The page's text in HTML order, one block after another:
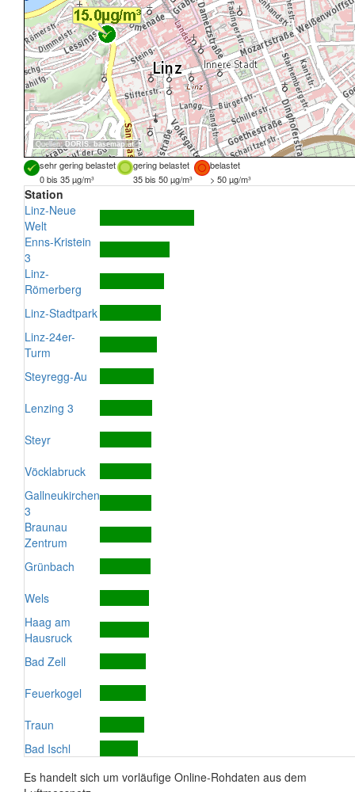
Quellen:DORIS, basemap.at
sehr gering belastet gering belastet
belastet
0 bis 35 µg/m³
35 bis 50 µg/m³ > 50 µg/m³
Station
Linz-Neue
Welt
Enns-Kristein
3
Linz-
Römerberg
Linz-Stadtpark
Linz-24er-
Turm
Steyregg-Au
Lenzing 3
Steyr
Vöcklabruck
Gallneukirchen
3
Braunau
Zentrum
Grünbach
Wels
Haag am
Hausruck
Bad Zell
Feuerkogel
Traun
Bad Ischl
Es handelt sich um vorläufige Online-Rohdaten aus dem